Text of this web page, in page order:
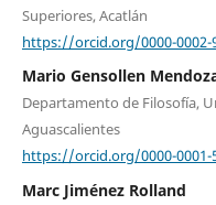
Superiores, Acatlán
https://orcid.org/0000-0002-
Mario Gensollen
Departamento de Filosofía,
Aguascalientes
https://orcid.org/0000-0001-
Marc Jiménez Rolland